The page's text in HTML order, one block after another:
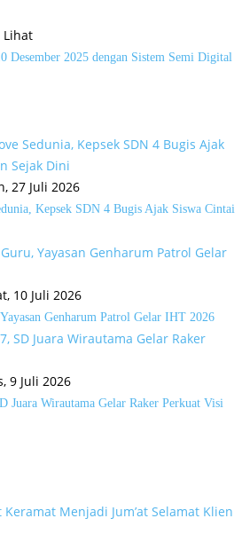
Lihat
Desember 2025 dengan Sistem Semi Digital
27 Juli 2026
Kepsek SDN 4 Bugis Ajak Siswa Cintai
10 Juli 2026
Genharum Patrol Gelar IHT 2026
9 Juli 2026
Juara Wirautama Gelar Raker Perkuat Visi